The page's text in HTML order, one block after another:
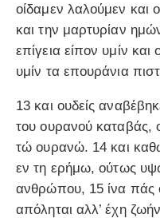
οίδαμεν λαλούμεν
και την μαρτυρίαν
επίγεια είπον υμίν
υμίν τα επουράνια
13 και ουδείς
του ουρανού καταβάς,
τώ ουρανώ. 14 και
εν τη ερήμω, ούτως
ανθρώπου, 15 ίνα πάς
απόληται αλλ’ έχη